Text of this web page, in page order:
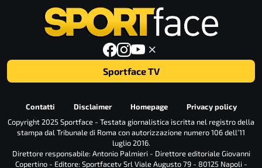
Sportface TV
Contatti Disclaimer Homepage
Privacy policy
Copyright 2025 Sportface - Testata giornalistica iscritta nel registro della
stampa dal Tribunale di Roma con autorizzazione numero 106 dell’11
luglio 2016.
Direttore responsabile: Antonio Palmieri - Direttore editoriale Giovanni
Copertino - Editore: Sportfacetv Srl Viale Augusto 79 - 80125 Napoli -